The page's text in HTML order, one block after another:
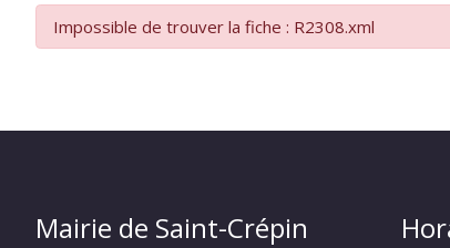
CRÉPIN
Impossible de trouver la fiche : R2308.xml
Mairie de Saint-Crépin